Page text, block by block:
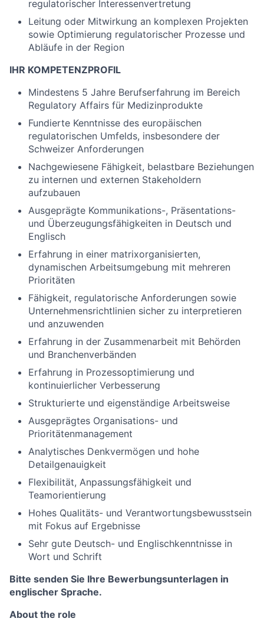
regulatorischer Interessenvertretung
Leitung oder Mitwirkung an komplexen Projekten
sowie Optimierung regulatorischer Prozesse und
Abläufe in der Region
IHR KOMPETENZPROFIL
Mindestens 5 Jahre Berufserfahrung im Bereich
Regulatory Affairs für Medizinprodukte
Fundierte Kenntnisse des europäischen
regulatorischen Umfelds, insbesondere der
Schweizer Anforderungen
Nachgewiesene Fähigkeit, belastbare Beziehungen
zu internen und externen Stakeholdern
aufzubauen
Ausgeprägte Kommunikations-, Präsentations-
und Überzeugungsfähigkeiten in Deutsch und
Englisch
Erfahrung in einer matrixorganisierten,
dynamischen Arbeitsumgebung mit mehreren
Prioritäten
Fähigkeit, regulatorische Anforderungen sowie
Unternehmensrichtlinien sicher zu interpretieren
und anzuwenden
Erfahrung in der Zusammenarbeit mit Behörden
und Branchenverbänden
Erfahrung in Prozessoptimierung und
kontinuierlicher Verbesserung
Strukturierte und eigenständige Arbeitsweise
Ausgeprägtes Organisations- und
Prioritätenmanagement
Analytisches Denkvermögen und hohe
Detailgenauigkeit
Flexibilität, Anpassungsfähigkeit und
Teamorientierung
Hohes Qualitäts- und Verantwortungsbewusstsein
mit Fokus auf Ergebnisse
Sehr gute Deutsch- und Englischkenntnisse in
Wort und Schrift
Bitte senden Sie Ihre Bewerbungsunterlagen in
englischer Sprache.
About the role